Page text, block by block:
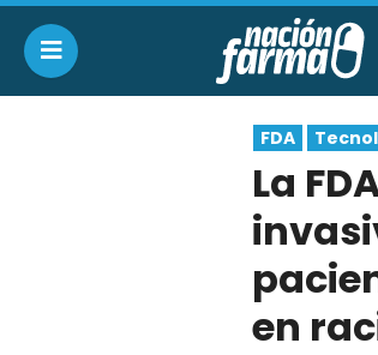
FDA
La
en